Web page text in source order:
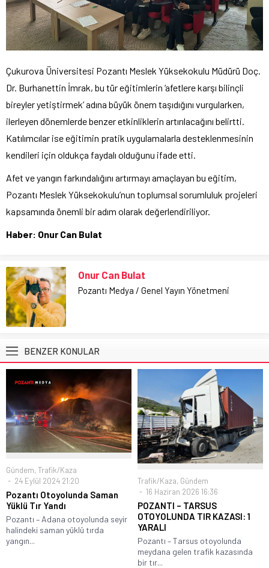
Çukurova Üniversitesi Pozantı Meslek Yüksekokulu Müdürü Doç.
Dr. Burhanettin İmrak, bu tür eğitimlerin ‘afetlere karşı bilinçli
bireyler yetiştirmek’ adına büyük önem taşıdığını vurgularken,
ilerleyen dönemlerde benzer etkinliklerin artırılacağını belirtti.
Katılımcılar ise eğitimin pratik uygulamalarla desteklenmesinin
kendileri için oldukça faydalı olduğunu ifade etti.
Afet ve yangın farkındalığını artırmayı amaçlayan bu eğitim,
Pozantı Meslek Yüksekokulu’nun toplumsal sorumluluk projeleri
kapsamında önemli bir adım olarak değerlendiriliyor.
Haber: Onur Can Bulat
Onur Can Bulat
Pozantı Medya / Genel Yayın Yönetmeni
BENZER KONULAR
Gündem, Trafik/Kaza
24 Eylül 2024 21:20
Pozantı Otoyolunda Saman
Yüklü Tır Yandı
Pozantı – Adana otoyolunda seyir
halindeki saman yüklü tırda
yangın...
Trafik/Kaza, Gündem
16 Haziran 2026 16:36
POZANTI – TARSUS
OTOYOLUNDA TIR KAZASI: 1
YARALI
Pozantı – Tarsus otoyolunda
meydana gelen trafik kazasında
bir tır...